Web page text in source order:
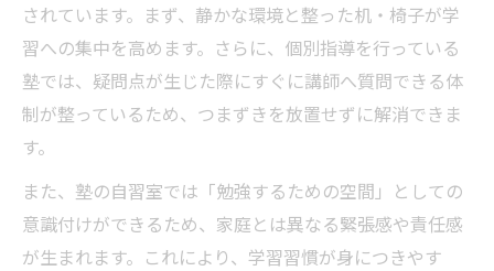
されています。まず、静かな環境と整った机・椅子が学
習への集中を高めます。さらに、個別指導を行っている
塾では、疑問点が生じた際にすぐに講師へ質問できる体
制が整っているため、つまずきを放置せずに解消できま
す。
また、塾の自習室では「勉強するための空間」としての
意識付けができるため、家庭とは異なる緊張感や責任感
が生まれます。これにより、学習習慣が身につきやす